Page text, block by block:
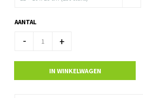
AANTAL
- +
IN WINKELWAGEN